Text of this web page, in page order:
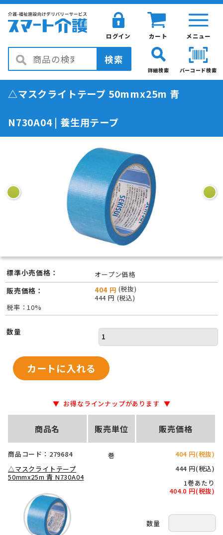
メニュー
カート
ログイン
検索
バーコード検索
詳細検索
△マスクライトテープ 50mmx25m 青
N730A04 | 養生用テープ
標準小売価格： オープン価格
販売価格： 404 円 (税抜)
444 円 (税込)
税率：10%
数量
お得なラインナップがあります
商品名 販売単位 販売価格
商品コード：279684
△マスクライトテープ
50mmx25m 青 N730A04
巻
404 円(税抜)
444 円(税込)
1巻あたり
404.0 円(税抜)